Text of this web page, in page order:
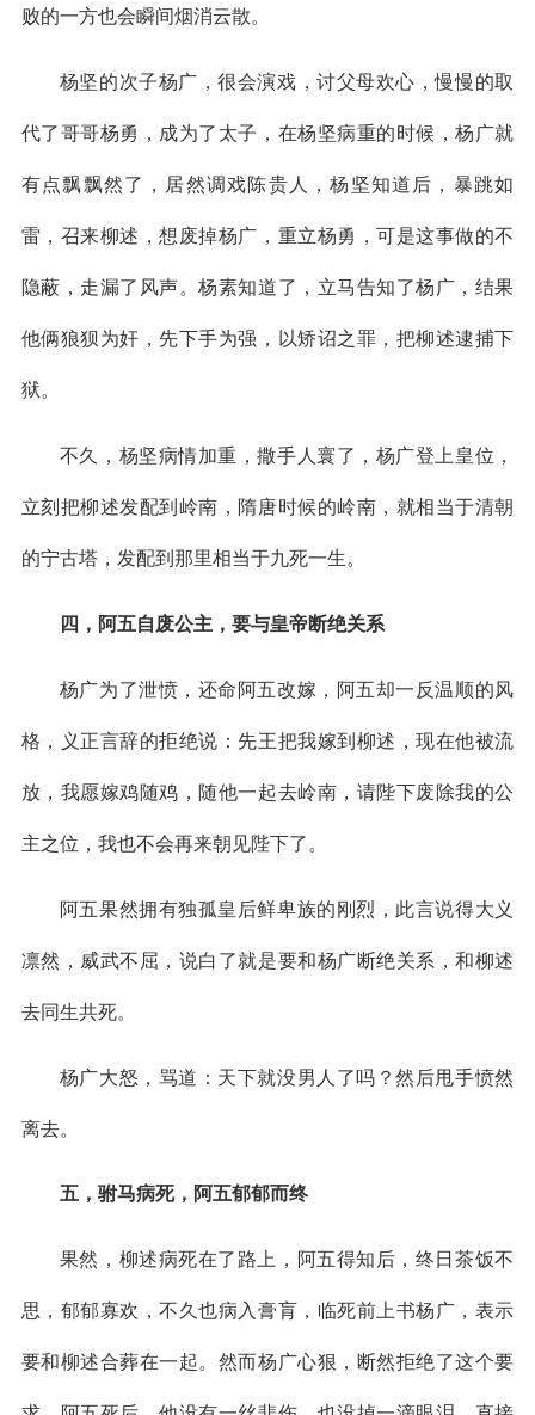
败的一方也会瞬间烟消云散。
杨坚的次子杨广，很会演戏，讨父母欢心，慢慢的取
代了哥哥杨勇，成为了太子，在杨坚病重的时候，杨广就
有点飘飘然了，居然调戏陈贵人，杨坚知道后，暴跳如
雷，召来柳述，想废掉杨广，重立杨勇，可是这事做的不
隐蔽，走漏了风声。杨素知道了，立马告知了杨广，结果
他俩狼狈为奸，先下手为强，以矫诏之罪，把柳述逮捕下
狱。
不久，杨坚病情加重，撒手人寰了，杨广登上皇位，
立刻把柳述发配到岭南，隋唐时候的岭南，就相当于清朝
的宁古塔，发配到那里相当于九死一生。
四，阿五自废公主，要与皇帝断绝关系
杨广为了泄愤，还命阿五改嫁，阿五却一反温顺的风
格，义正言辞的拒绝说：先王把我嫁到柳述，现在他被流
放，我愿嫁鸡随鸡，随他一起去岭南，请陛下废除我的公
主之位，我也不会再来朝见陛下了。
阿五果然拥有独孤皇后鲜卑族的刚烈，此言说得大义
凛然，威武不屈，说白了就是要和杨广断绝关系，和柳述
去同生共死。
杨广大怒，骂道：天下就没男人了吗？然后甩手愤然
离去。
五，驸马病死，阿五郁郁而终
果然，柳述病死在了路上，阿五得知后，终日茶饭不
思，郁郁寡欢，不久也病入膏肓，临死前上书杨广，表示
要和柳述合葬在一起。然而杨广心狠，断然拒绝了这个要